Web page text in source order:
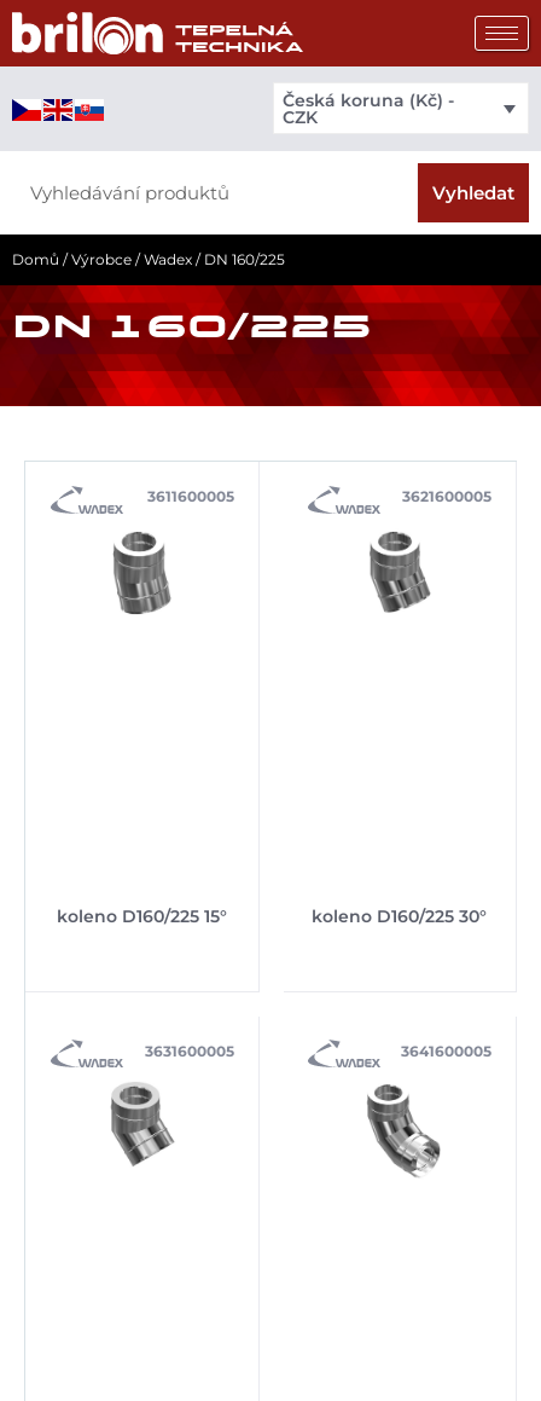
Přeskočit
obsah
Česká koruna (Kč) -
CZK
Vyhledat
Domů /Výrobce /Wadex / DN 160/225
DN 160/225
koleno D160/225 15°
3611600005
koleno D160/225 30°
3621600005
3631600005 3641600005